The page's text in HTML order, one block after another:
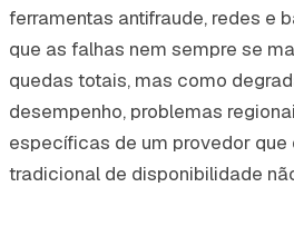
ferramentas antifraude, redes e
que as falhas nem sempre se
quedas totais, mas como
desempenho, problemas
específicas de um provedor que
tradicional de disponibilidade